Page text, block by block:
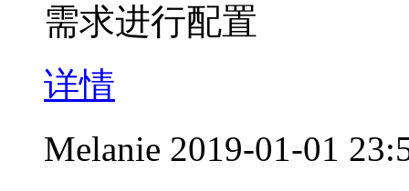
需求进行配置
详情
Melanie 2019-01-01